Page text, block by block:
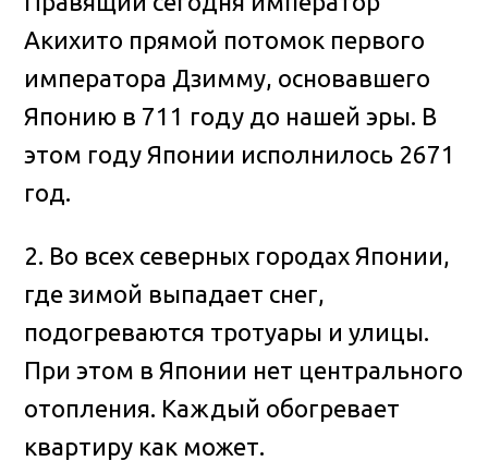
Акихито прямой потомок первого
императора Дзимму, основавшего
Японию в 711 году до нашей эры. В
этом году Японии исполнилось 2671
год.
2. Во всех северных городах Японии,
где зимой выпадает снег,
подогреваются тротуары и улицы.
При этом в Японии нет центрального
отопления. Каждый обогревает
квартиру как может.